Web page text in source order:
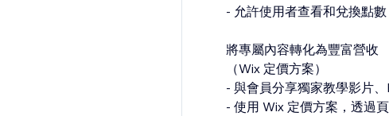
- 允許使用者查看和兌換點
將專屬內容轉化為豐富營收
（Wix 定價方案）
- 與會員分享獨家教學影片
- 使用 Wix 定價方案，透過